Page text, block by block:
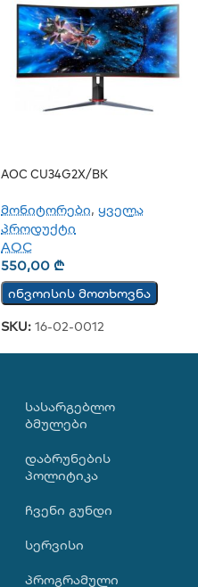
AOC CU34G2X/BK
მონიტორები, ყველა
პროდუქტი
AOC
550,00 ₾
ინვოისის მოთხოვნა
SKU: 16-02-0012
ᲡᲐᲡᲐᲠᲒᲔᲑᲚᲝ
ᲑᲛᲣᲚᲔᲑᲘ
დაბრუნების
პოლიტიკა
ჩვენი გუნდი
სერვისი
პროგრამული